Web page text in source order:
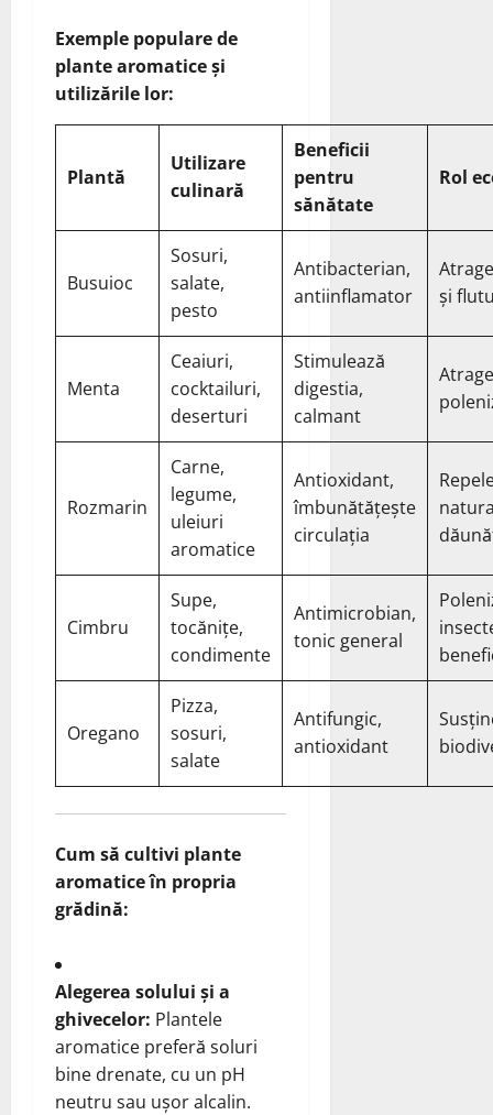
Exemple populare de
plante aromatice și
utilizările lor:
Plantă
Utilizare
culinară
Beneficii
pentru
sănătate
Rol
Busuioc
Sosuri,
salate,
pesto
Antibacterian,
antiinflamator
și
Menta
Ceaiuri,
cocktailuri,
deserturi
Stimulează
digestia,
calmant
Rozmarin
Carne,
legume,
uleiuri
aromatice
Antioxidant,
îmbunătățește
circulația
Cimbru
Supe,
tocănițe,
condimente
Antimicrobian,
tonic general
Oregano
Pizza,
sosuri,
salate
Antifungic,
antioxidant
Cum să cultivi plante
aromatice în propria
grădină:
Alegerea solului și a
ghivecelor: Plantele
aromatice preferă soluri
bine drenate, cu un pH
neutru sau ușor alcalin.